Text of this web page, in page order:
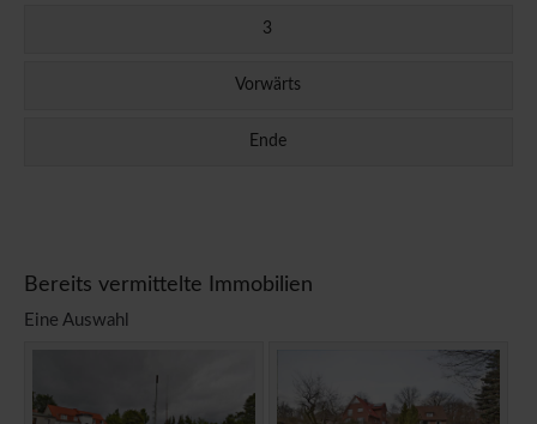
3
Vorwärts
Ende
Bereits vermittelte Immobilien
Eine Auswahl